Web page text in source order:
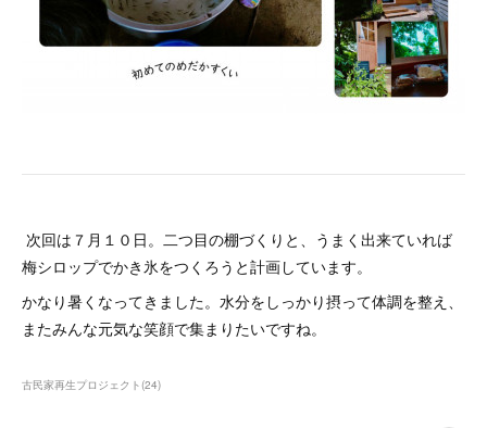
次回は７月１０日。二つ目の棚づくりと、うまく出来ていれば
梅シロップでかき氷をつくろうと計画しています。
かなり暑くなってきました。水分をしっかり摂って体調を整え、
またみんな元気な笑顔で集まりたいですね。
古民家再生プロジェクト(24)